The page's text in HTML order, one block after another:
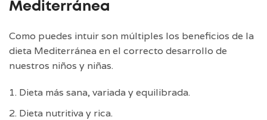
Mediterránea
Como puedes intuir son múltiples los beneficios de la
dieta Mediterránea en el correcto desarrollo de
nuestros niños y niñas.
Dieta más sana, variada y equilibrada.
Dieta nutritiva y rica.